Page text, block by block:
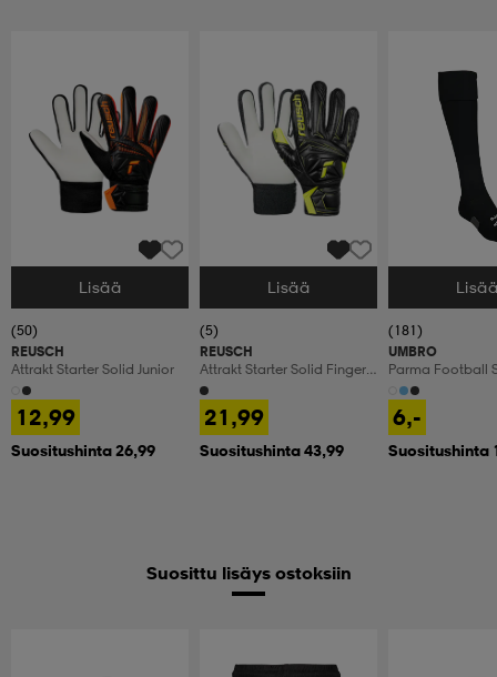
Valitse Koko
Lisää
(50)
REUSCH
Attrakt Starter Solid Junior
12,99
Suositushinta 26,99
Valitse Koko
Lisää
(5)
REUSCH
Attrakt Starter Solid Finger
Support Junior
21,99
Suositushinta 43,99
Valitse Koko
(181)
UMBRO
Parma Football
6,-
Suositushinta
Suosittu lisäys ostoksiin